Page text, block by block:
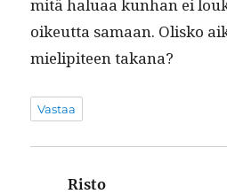
mitä halu­aa kun­han ei
oikeut­ta samaan. Olisko
mielip­i­teen takana?
Vastaa
Risto